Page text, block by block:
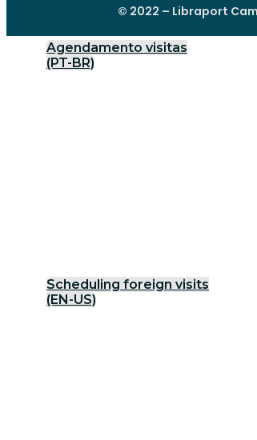
© 2022 – Libraport
Agendamento visitas
(PT-BR)
Scheduling foreign visits
(EN-US)